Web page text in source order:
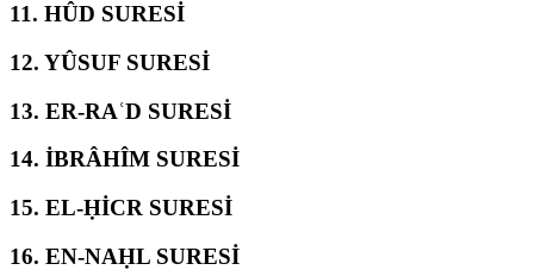
11. HÛD SURESİ
12. YÛSUF SURESİ
13. ER-RAʿD SURESİ
14. İBRÂHÎM SURESİ
15. EL-ḤİCR SURESİ
16. EN-NAḤL SURESİ